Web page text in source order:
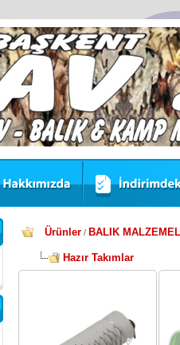
Ürünler / BALIK
Hazır Takımlar